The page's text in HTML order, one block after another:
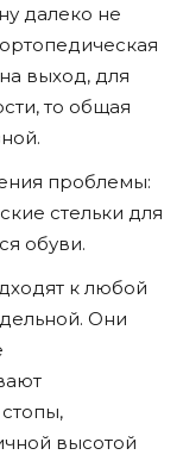
далеко не
выход, для
то общая
проблемы:
стельки для
обуви.
к любой
Они
высотой